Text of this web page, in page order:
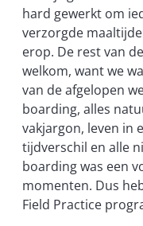
hard gewerkt om
verzorgde
erop. De rest van
welkom, want we
van de afgelopen
boarding, alles
vakjargon, leven in
tijdverschil en alle
boarding was een
momenten. Dus
Field Practice